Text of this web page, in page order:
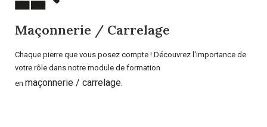
Maçonnerie / Carrelage
Chaque pierre que vous posez compte ! Découvrez l'importance de
votre rôle dans notre module de formation
en maçonnerie / carrelage.